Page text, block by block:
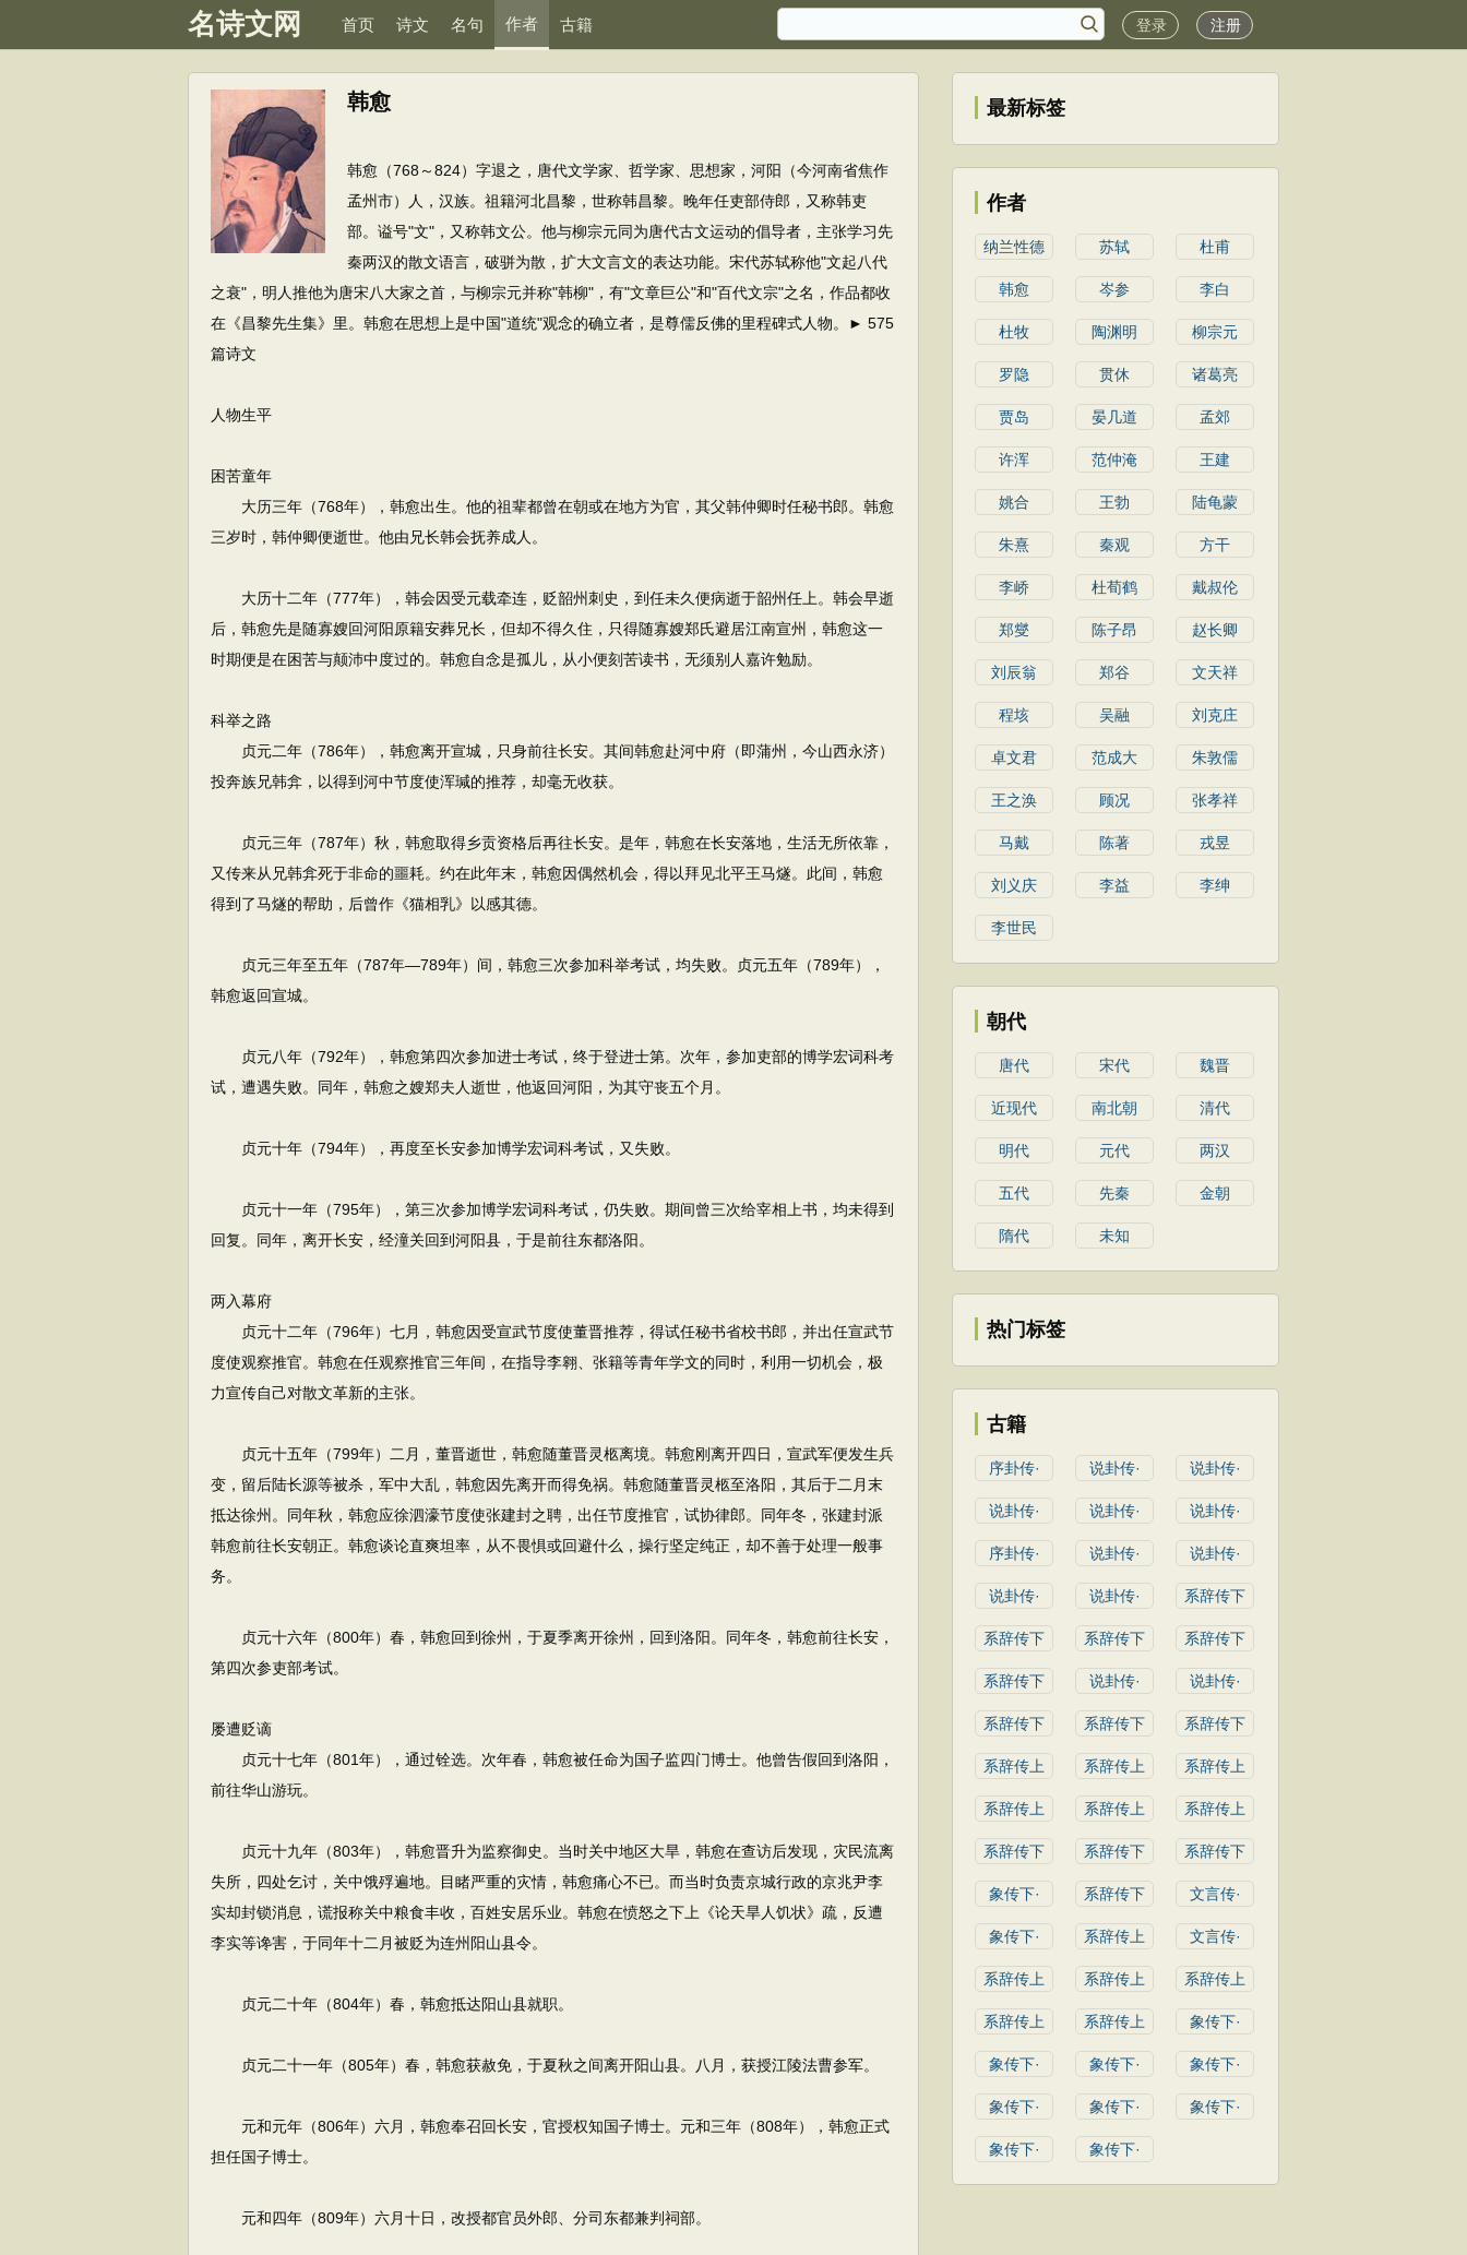
名诗文网 首页 诗文 名句 作者 古籍 登录 注册
韩愈
韩愈（768～824）字退之，唐代文学家、哲学家、思想家，河阳（今河南省焦作
孟州市）人，汉族。祖籍河北昌黎，世称韩昌黎。晚年任吏部侍郎，又称韩吏
部。谥号"文"，又称韩文公。他与柳宗元同为唐代古文运动的倡导者，主张学习先
秦两汉的散文语言，破骈为散，扩大文言文的表达功能。宋代苏轼称他"文起八代
之衰"，明人推他为唐宋八大家之首，与柳宗元并称"韩柳"，有"文章巨公"和"百代文宗"之名，作品都收
在《昌黎先生集》里。韩愈在思想上是中国"道统"观念的确立者，是尊儒反佛的里程碑式人物。► 575
篇诗文
人物生平
困苦童年
大历三年（768年），韩愈出生。他的祖辈都曾在朝或在地方为官，其父韩仲卿时任秘书郎。韩愈
三岁时，韩仲卿便逝世。他由兄长韩会抚养成人。
大历十二年（777年），韩会因受元载牵连，贬韶州刺史，到任未久便病逝于韶州任上。韩会早逝
后，韩愈先是随寡嫂回河阳原籍安葬兄长，但却不得久住，只得随寡嫂郑氏避居江南宣州，韩愈这一
时期便是在困苦与颠沛中度过的。韩愈自念是孤儿，从小便刻苦读书，无须别人嘉许勉励。
科举之路
贞元二年（786年），韩愈离开宣城，只身前往长安。其间韩愈赴河中府（即蒲州，今山西永济）
投奔族兄韩弇，以得到河中节度使浑瑊的推荐，却毫无收获。
贞元三年（787年）秋，韩愈取得乡贡资格后再往长安。是年，韩愈在长安落地，生活无所依靠，
又传来从兄韩弇死于非命的噩耗。约在此年末，韩愈因偶然机会，得以拜见北平王马燧。此间，韩愈
得到了马燧的帮助，后曾作《猫相乳》以感其德。
贞元三年至五年（787年—789年）间，韩愈三次参加科举考试，均失败。贞元五年（789年），
韩愈返回宣城。
贞元八年（792年），韩愈第四次参加进士考试，终于登进士第。次年，参加吏部的博学宏词科考
试，遭遇失败。同年，韩愈之嫂郑夫人逝世，他返回河阳，为其守丧五个月。
贞元十年（794年），再度至长安参加博学宏词科考试，又失败。
贞元十一年（795年），第三次参加博学宏词科考试，仍失败。期间曾三次给宰相上书，均未得到
回复。同年，离开长安，经潼关回到河阳县，于是前往东都洛阳。
两入幕府
贞元十二年（796年）七月，韩愈因受宣武节度使董晋推荐，得试任秘书省校书郎，并出任宣武节
度使观察推官。韩愈在任观察推官三年间，在指导李翱、张籍等青年学文的同时，利用一切机会，极
力宣传自己对散文革新的主张。
贞元十五年（799年）二月，董晋逝世，韩愈随董晋灵柩离境。韩愈刚离开四日，宣武军便发生兵
变，留后陆长源等被杀，军中大乱，韩愈因先离开而得免祸。韩愈随董晋灵柩至洛阳，其后于二月末
抵达徐州。同年秋，韩愈应徐泗濠节度使张建封之聘，出任节度推官，试协律郎。同年冬，张建封派
韩愈前往长安朝正。韩愈谈论直爽坦率，从不畏惧或回避什么，操行坚定纯正，却不善于处理一般事
务。
贞元十六年（800年）春，韩愈回到徐州，于夏季离开徐州，回到洛阳。同年冬，韩愈前往长安，
第四次参吏部考试。
屡遭贬谪
贞元十七年（801年），通过铨选。次年春，韩愈被任命为国子监四门博士。他曾告假回到洛阳，
前往华山游玩。
贞元十九年（803年），韩愈晋升为监察御史。当时关中地区大旱，韩愈在查访后发现，灾民流离
失所，四处乞讨，关中饿殍遍地。目睹严重的灾情，韩愈痛心不已。而当时负责京城行政的京兆尹李
实却封锁消息，谎报称关中粮食丰收，百姓安居乐业。韩愈在愤怒之下上《论天旱人饥状》疏，反遭
李实等谗害，于同年十二月被贬为连州阳山县令。
贞元二十年（804年）春，韩愈抵达阳山县就职。
贞元二十一年（805年）春，韩愈获赦免，于夏秋之间离开阳山县。八月，获授江陵法曹参军。
元和元年（806年）六月，韩愈奉召回长安，官授权知国子博士。元和三年（808年），韩愈正式
担任国子博士。
元和四年（809年）六月十日，改授都官员外郎、分司东都兼判祠部。
最新标签
作者
纳兰性德 苏轼 杜甫
韩愈 岑参 李白
杜牧 陶渊明 柳宗元
罗隐 贯休 诸葛亮
贾岛 晏几道 孟郊
许浑 范仲淹 王建
姚合 王勃 陆龟蒙
朱熹 秦观 方干
李峤 杜荀鹤 戴叔伦
郑燮 陈子昂 赵长卿
刘辰翁 郑谷 文天祥
程垓 吴融 刘克庄
卓文君 范成大 朱敦儒
王之涣 顾况 张孝祥
马戴 陈著 戎昱
刘义庆 李益 李绅
李世民
朝代
唐代 宋代 魏晋
近现代 南北朝 清代
明代 元代 两汉
五代 先秦 金朝
隋代 未知
热门标签
古籍
序卦传· 说卦传· 说卦传·
说卦传· 说卦传· 说卦传·
序卦传· 说卦传· 说卦传·
说卦传· 说卦传· 系辞传下
系辞传下 系辞传下 系辞传下
系辞传下 说卦传· 说卦传·
系辞传下 系辞传下 系辞传下
系辞传上 系辞传上 系辞传上
系辞传上 系辞传上 系辞传上
系辞传下 系辞传下 系辞传下
象传下· 系辞传下 文言传·
象传下· 系辞传上 文言传·
系辞传上 系辞传上 系辞传上
系辞传上 系辞传上 象传下·
象传下· 象传下· 象传下·
象传下· 象传下· 象传下·
象传下· 象传下·